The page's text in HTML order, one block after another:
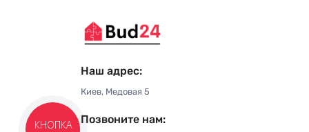
Коронки
Метла
Молоток
Наш адрес:
Киев, Медовая 5
Позвоните нам:
КНОПКА